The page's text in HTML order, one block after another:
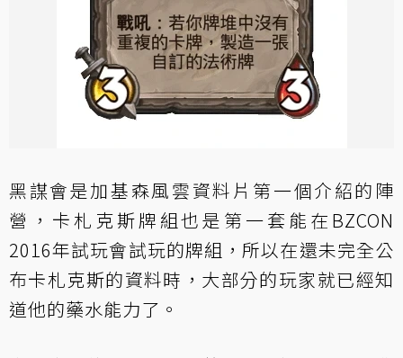
黑謀會是加基森風雲資料片第一個介紹的陣
營，卡札克斯牌組也是第一套能在BZCON
2016年試玩會試玩的牌組，所以在還未完全公
布卡札克斯的資料時，大部分的玩家就已經知
道他的藥水能力了。